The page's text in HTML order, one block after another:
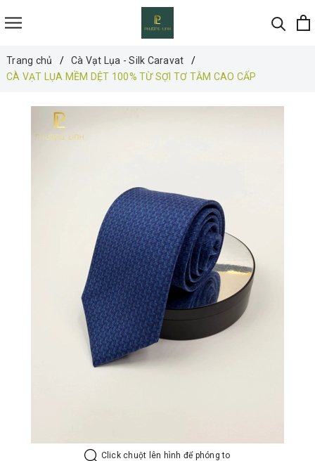
Trang chủ
Cà Vạt Lụa - Silk Caravat
CÀ VẠT LỤA MỀM DỆT 100% TỪ SỢI TƠ TẰM CAO CẤP
Click chuột lên hình để phóng to